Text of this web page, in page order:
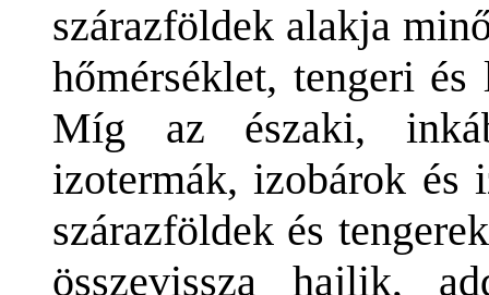
szárazföldek alakja
hőmérséklet, tengeri
Míg az északi,
izotermák, izobárok és
szárazföldek és
összevissza hajlik,